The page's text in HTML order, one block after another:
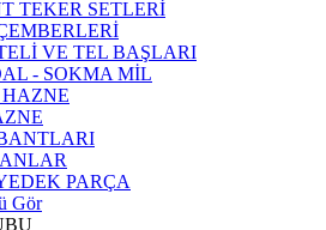
TEKER SETLERİ
VE TEL BAŞLARI
- SOKMA MİL
PARÇA
Gör